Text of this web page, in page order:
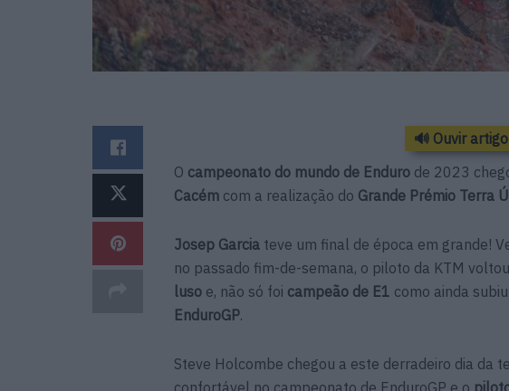
🔊 Ouvir artigo
O campeonato do mundo de Enduro de 2023
Cacém com a realização do Grande Prémio Terra
Josep Garcia teve um final de época em grande!
no passado fim-de-semana, o piloto da KTM
luso e, não só foi campeão de E1 como ainda
EnduroGP.
Steve Holcombe chegou a este derradeiro dia da
confortável no campeonato de EnduroGP e o